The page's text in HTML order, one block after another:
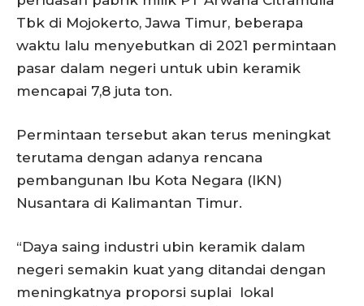
Tbk di Mojokerto, Jawa Timur, beberapa
waktu lalu menyebutkan di 2021 permintaan
pasar dalam negeri untuk ubin keramik
mencapai 7,8 juta ton.
Permintaan tersebut akan terus meningkat
terutama dengan adanya rencana
pembangunan Ibu Kota Negara (IKN)
Nusantara di Kalimantan Timur.
“Daya saing industri ubin keramik dalam
negeri semakin kuat yang ditandai dengan
meningkatnya proporsi suplai lokal